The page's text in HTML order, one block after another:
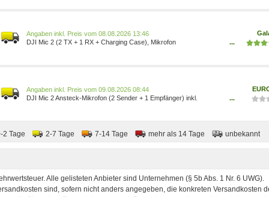
Preis vom 08.08.2026 13:46
DJI Mic 2 (2 TX + 1 RX + Charging Case), Mikrofon
...
Preis vom 09.08.2026 08:44
DJI Mic 2 Ansteck-Mikrofon (2 Sender + 1 Empfänger) inkl.
...
2 Tage 2-7 Tage 7-14 Tage mehr als 14 Tage unbekannt